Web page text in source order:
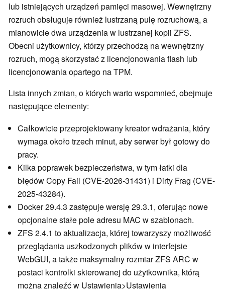
lub istniejących urządzeń pamięci masowej. Wewnętrzny
rozruch obsługuje również lustrzaną pulę rozruchową, a
mianowicie dwa urządzenia w lustrzanej kopii ZFS.
Obecni użytkownicy, którzy przechodzą na wewnętrzny
rozruch, mogą skorzystać z licencjonowania flash lub
licencjonowania opartego na TPM.
Lista innych zmian, o których warto wspomnieć, obejmuje
następujące elementy:
Całkowicie przeprojektowany kreator wdrażania, który
wymaga około trzech minut, aby serwer był gotowy do
pracy.
Kilka poprawek bezpieczeństwa, w tym łatki dla
błędów Copy Fail (CVE-2026-31431) i Dirty Frag (CVE-
2025-43284).
Docker 29.4.3 zastępuje wersję 29.3.1, oferując nowe
opcjonalne stałe pole adresu MAC w szablonach.
ZFS 2.4.1 to aktualizacja, której towarzyszy możliwość
przeglądania uszkodzonych plików w interfejsie
WebGUI, a także maksymalny rozmiar ZFS ARC w
postaci kontrolki skierowanej do użytkownika, którą
można znaleźć w Ustawienia>Ustawienia